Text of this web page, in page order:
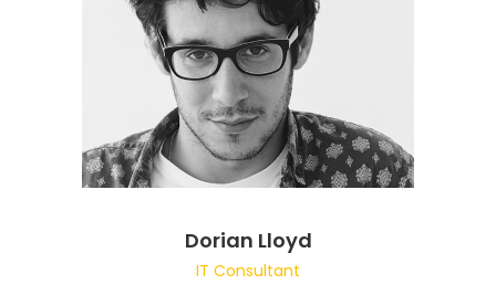
Dorian Lloyd
IT Consultant